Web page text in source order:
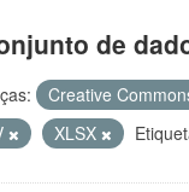
de
Creative
XLSX